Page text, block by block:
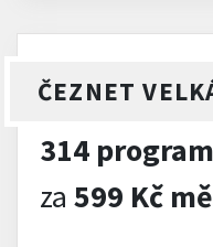
ČEZNET
314
za 599 Kč